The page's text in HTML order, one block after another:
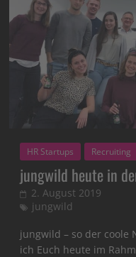
HR Startups Recruiting
jungwild heute in
2. August 2019
jungwild
jungwild – so der coole
ich Euch heute im